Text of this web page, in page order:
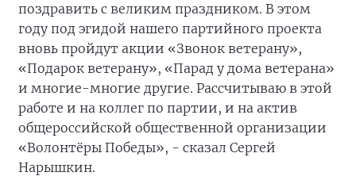
поздравить с великим праздником. В этом
году под эгидой нашего партийного проекта
вновь пройдут акции «Звонок ветерану»,
«Подарок ветерану», «Парад у дома ветерана»
и многие-многие другие. Рассчитываю в этой
работе и на коллег по партии, и на актив
общероссийской общественной организации
«Волонтёры Победы», - сказал Сергей
Нарышкин.